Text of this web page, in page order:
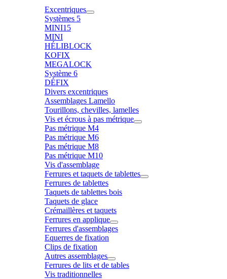
Excentriques
Systèmes 5
MINI15
MINI
HÉLIBLOCK
KOFIX
MEGALOCK
Système 6
DÉFIX
Divers excentriques
Assemblages Lamello
Tourillons, chevilles, lamelles
Vis et écrous à pas métrique
Pas métrique M4
Pas métrique M6
Pas métrique M8
Pas métrique M10
Vis d'assemblage
Ferrures et taquets de tablettes
Ferrures de tablettes
Taquets de tablettes bois
Taquets de glace
Crémaillères et taquets
Ferrures en applique
Ferrures d'assemblages
Equerres de fixation
Clips de fixation
Autres assemblages
Ferrures de lits et de tables
Vis traditionnelles